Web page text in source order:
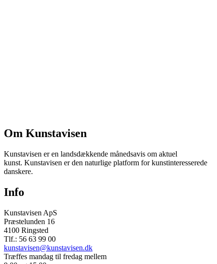
Om Kunstavisen
Kunstavisen er en landsdækkende månedsavis om aktuel
kunst. Kunstavisen er den naturlige platform for kunstinteresserede
danskere.
Info
Kunstavisen ApS
Præstelunden 16
4100 Ringsted
Tlf.: 56 63 99 00
kunstavisen@kunstavisen.dk
Træffes mandag til fredag mellem